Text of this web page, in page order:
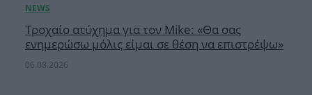
Τροχαίο ατύχημα για τον Mike: «Θα σας
ενημερώσω μόλις είμαι σε θέση να επιστρέψω»
06.08.2026